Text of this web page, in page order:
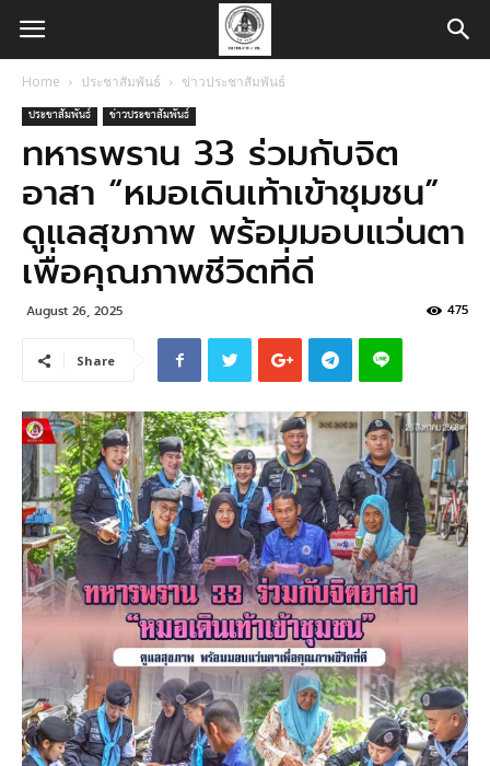
Home ประชาสัมพันธ์ ข่าวประชาสัมพันธ์
ประชาสัมพันธ์ ข่าวประชาสัมพันธ์
ทหารพราน 33 ร่วมกับจิต
อาสา “หมอเดินเท้าเข้าชุมชน”
ดูแลสุขภาพ พร้อมมอบแว่นตา
เพื่อคุณภาพชีวิตที่ดี
August 26, 2025 475
Share